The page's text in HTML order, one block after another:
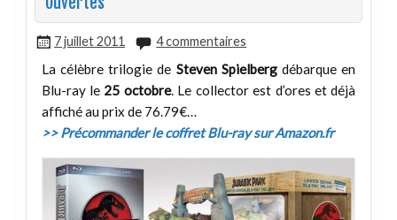
7 juillet 2011 4 commentaires
La célèbre trilogie de Steven Spielbergdébarque en
Blu-ray le 25 octobre. Le collector est d’ores et déjà
affiché au prix de 76.79€…
>> Précommander le coffret Blu-ray sur Amazon.fr